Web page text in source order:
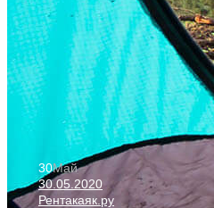
30Май
30.05.2020
Рентакаяк.ру